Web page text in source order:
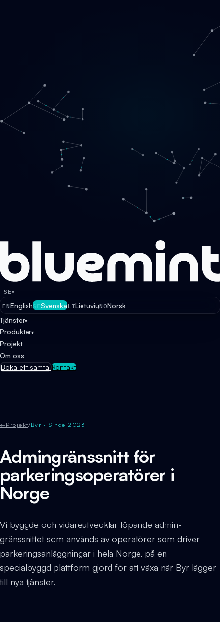
Tjänster
Produkter
SE▾
ENEnglishSESvenskaLTLietuviųNONorsk
Tjänster▾
Produkter▾
Projekt
Om oss
Boka ett samtalKontakt
←Projekt/Byr · Since 2023
Admingränssnitt för
parkeringsoperatörer i
Norge
Vi byggde och vidareutvecklar löpande admin-
gränssnittet som används av operatörer som driver
parkeringsanläggningar i hela Norge, på en
specialbyggd plattform gjord för att växa när Byr lägger
till nya tjänster.